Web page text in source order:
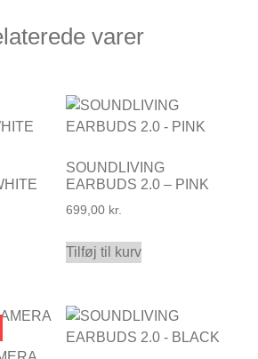
varer
SOUNDLIVING
EARBUDS 2.0 – PINK
699,00 kr.
Tilføj til kurv